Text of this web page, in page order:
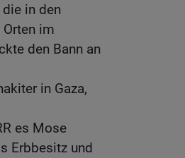
die in den
Orten im
den Bann an
in Gaza,
es Mose
Erbbesitz und